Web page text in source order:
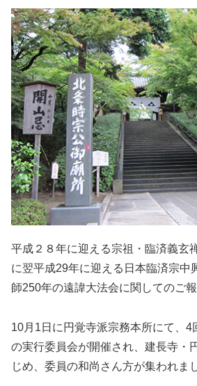
平成２８年に迎える宗祖・臨済義玄
に翌平成29年に迎える日本臨済宗中
師250年の遠諱大法会に関してのご報
10月1日に円覚寺派宗務本所にて、4
の実行委員会が開催され、建長寺・
じめ、委員の和尚さん方が集われま